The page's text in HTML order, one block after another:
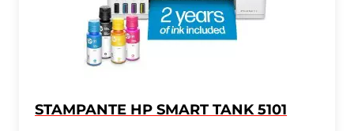
STAMPANTE HP SMART TANK 5101